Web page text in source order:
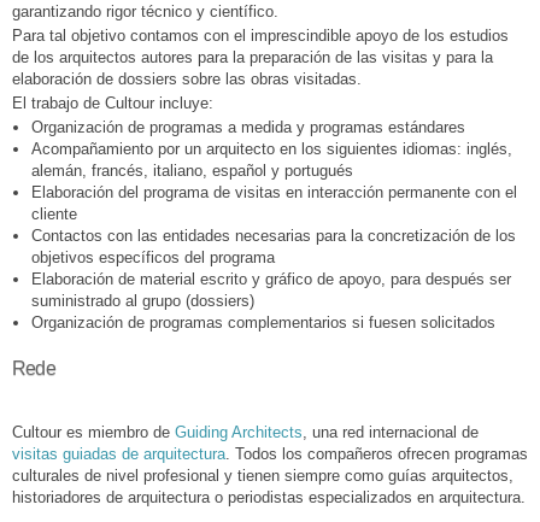
garantizando rigor técnico y científico.
Para tal objetivo contamos con el imprescindible apoyo de los estudios
de los arquitectos autores para la preparación de las visitas y para la
elaboración de dossiers sobre las obras visitadas.
El trabajo de Cultour incluye:
Organización de programas a medida y programas estándares
Acompañamiento por un arquitecto en los siguientes idiomas: inglés,
alemán, francés, italiano, español y portugués
Elaboración del programa de visitas en interacción permanente con el
cliente
Contactos con las entidades necesarias para la concretización de los
objetivos específicos del programa
Elaboración de material escrito y gráfico de apoyo, para después ser
suministrado al grupo (dossiers)
Organización de programas complementarios si fuesen solicitados
Rede
Cultour es miembro de Guiding Architects , una red internacional de
visitas guiadas de arquitectura . Todos los compañeros ofrecen programas
culturales de nivel profesional y tienen siempre como guías arquitectos,
historiadores de arquitectura o periodistas especializados en arquitectura.